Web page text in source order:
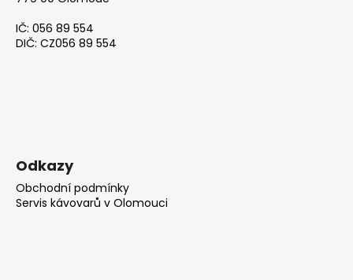
IČ: 056 89 554
DIČ: CZ056 89 554
Odkazy
Obchodní podmínky
Servis kávovarů v Olomouci